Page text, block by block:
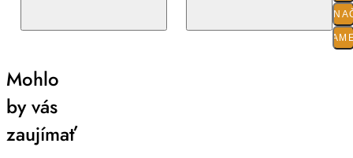
O
Mohlo
by vás
zaujímať